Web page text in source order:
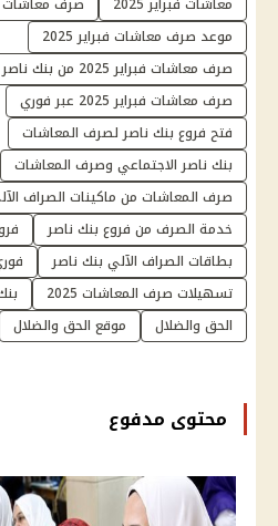
موعد صرف معاشات فبراير 2025
صرف معاشات فبراير 2025 من بنك ناصر
صرف معاشات فبراير 2025 عبر فوري
فتح فروع بنك ناصر لصرف المعاشات
بنك ناصر الاجتماعي وصرف المعاشات
صرف المعاشات من ماكينات الصراف
خدمة الصرف من فروع بنك ناصر
بطاقات الصراف الآلي بنك ناصر
تسهيلات صرف المعاشات 2025
الحق والضلال
موقع الحق والضلال
محتوى مدفوع